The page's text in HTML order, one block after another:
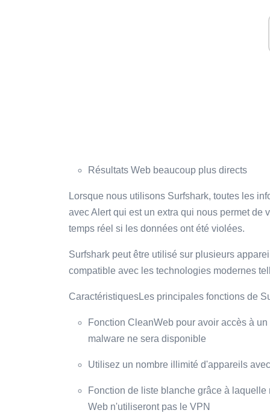
Résultats Web beaucoup plus directs
Lorsque nous utilisons Surfshark, toutes les
avec Alert qui est un extra qui nous permet de
temps réel si les données ont été violées.
Surfshark peut être utilisé sur plusieurs
compatible avec les technologies modernes
CaractéristiquesLes principales fonctions de
Fonction CleanWeb pour avoir accès à
malware ne sera disponible
Utilisez un nombre illimité d'appareils
Fonction de liste blanche grâce à
Web n'utiliseront pas le VPN